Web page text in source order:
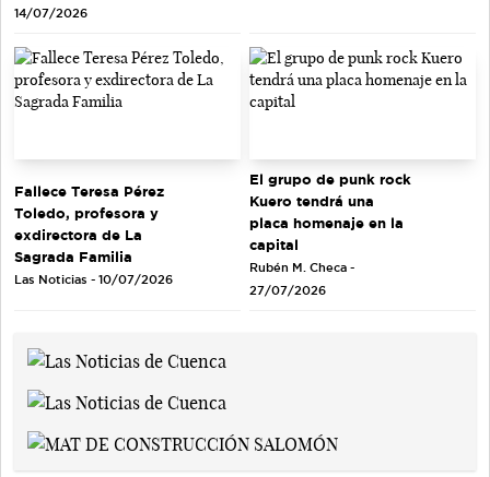
14/07/2026
Fallece Teresa Pérez
Toledo, profesora y
exdirectora de La
Sagrada Familia
Las Noticias - 10/07/2026
El grupo de punk rock
Kuero tendrá una
placa homenaje en la
capital
Rubén M. Checa -
27/07/2026